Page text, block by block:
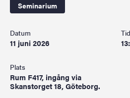
Seminarium
Datum
11 juni 2026
Tid
Plats
Rum F417, ingång via
Skanstorget 18, Göteborg.